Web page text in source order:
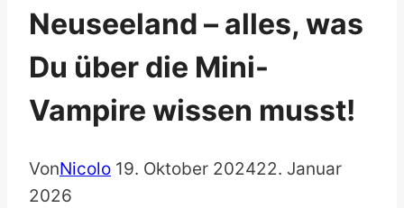
Neuseeland – alles, was
Du über die Mini-
Vampire wissen musst!
VonNicolo 19. Oktober 202422. Januar
2026